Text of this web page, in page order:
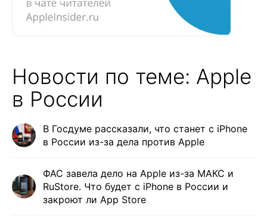
Новости по теме: Apple
в России
В Госдуме рассказали, что станет с iPhone
в России из-за дела против Apple
ФАС завела дело на Apple из-за МАКС и
RuStore. Что будет с iPhone в России и
закроют ли App Store